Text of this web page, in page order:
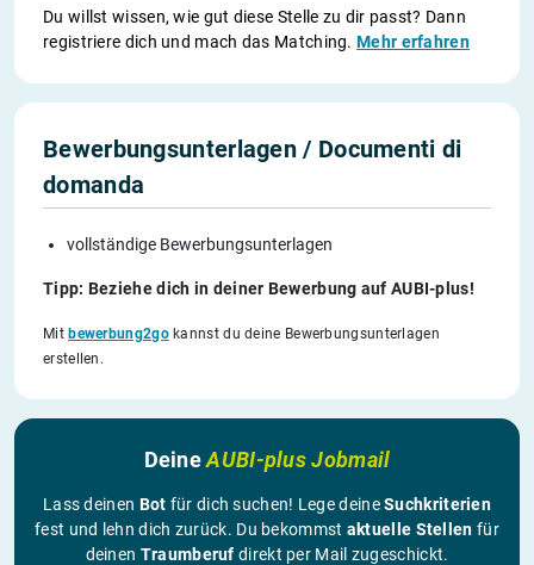
Du willst wissen, wie gut diese Stelle zu dir passt? Dann
registriere dich und mach das Matching.Mehr erfahren
Bewerbungsunterlagen / Documenti di
domanda
vollständige Bewerbungsunterlagen
Tipp: Beziehe dich in deiner Bewerbung auf AUBI-plus!
Mitbewerbung2gokannst du deine Bewerbungsunterlagen
erstellen.
DeineAUBI-plus Jobmail
Lass deinen Bot für dich suchen! Lege deineSuchkriterien
fest und lehn dich zurück. Du bekommst aktuelle Stellen für
deinen Traumberuf direkt per Mail zugeschickt.